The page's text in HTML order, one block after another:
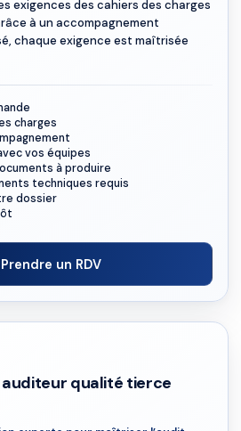
exigences des cahiers des charges
à un accompagnement
chaque exigence est maîtrisée
charges
vos équipes
à produire
techniques requis
dossier
Prendre un RDV
auditeur qualité tierce